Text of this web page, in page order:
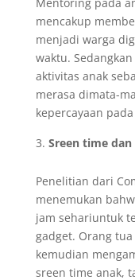
mencakup
menjadi warga
waktu.
aktivitas anak
merasa dimata-
kepercayaan
Sreen time
Penelitian dari
menemukan
jam sehariuntuk
gadget. Orang
kemudian
sreen time anak,